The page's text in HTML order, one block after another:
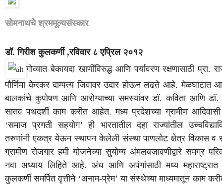
सोमनाथचे श्रममूल्यसंस्कार
डॉ.गिरीश कुलकर्णी,रविवार ८ एप्रिल २०१२
गोव्यात बेकायदा खाणींविरुद्ध आणि पर्यावरण रक्षणासाठी प्रा.
पौर्णिमा केरकर दाम्पत्य जिवावर उदार होऊन लढते आहे.मेळघाटात
बालकांचे कुपोषण आणि आरोग्याच्या समस्यांवर डॉ.कविता आणि डॉ
सातव पथदर्शी काम करीत आहेत.मध्य प्रदेशच्या ग्रामीण आदिवासी
‘समाज प्रगती सहयोग’ही भारतातील दहा राज्यांतील
तरुणांनी एकत्र येऊन स्थापन केलेली संस्था पाणलोट क्षेत्र विकास व
ग्रामीण रोजगार हमी योजनेच्या सुयोग्य अंमलबजावणीद्वारे समग्र
नवा अध्याय लिहिते आहे. अंध आणि अपंगांसाठी मध्य महाराष्ट्रात
कुलकर्णी समर्पित वृत्तीने‘अनाम-प्रेम’या संस्थेच्या माध्यमातून काम